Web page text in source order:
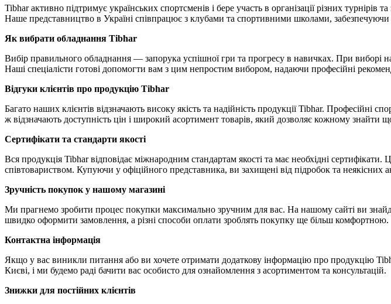
Tibhar активно підтримує українських спортсменів і бере участь в організації різних
Наше представництво в Україні співпрацює з клубами та спортивними школами,
Як вибрати обладнання Tibhar
Вибір правильного обладнання — запорука успішної гри та прогресу в навичках. При виборі
Наші спеціалісти готові допомогти вам з цим непростим вибором, надаючи професійні
Відгуки клієнтів про продукцію Tibhar
Багато наших клієнтів відзначають високу якість та надійність продукції Tibhar. Професійні
ж відзначають доступність цін і широкий асортимент товарів, який дозволяє кожному знайти
Сертифікати та стандарти якості
Вся продукція Tibhar відповідає міжнародним стандартам якості та має необхідні
співтовариством. Купуючи у офіційного представника, ви захищені від підробок та неякісних
Зручність покупок у нашому магазині
Ми прагнемо зробити процес покупки максимально зручним для вас. На нашому сайті ви
швидко оформити замовлення, а різні способи оплати зроблять покупку ще більш комфортною.
Контактна інформація
Якщо у вас виникли питання або ви хочете отримати додаткову інформацію про продукцію
Києві, і ми будемо раді бачити вас особисто для ознайомлення з асортиментом та консультацій.
Знижки для постійних клієнтів